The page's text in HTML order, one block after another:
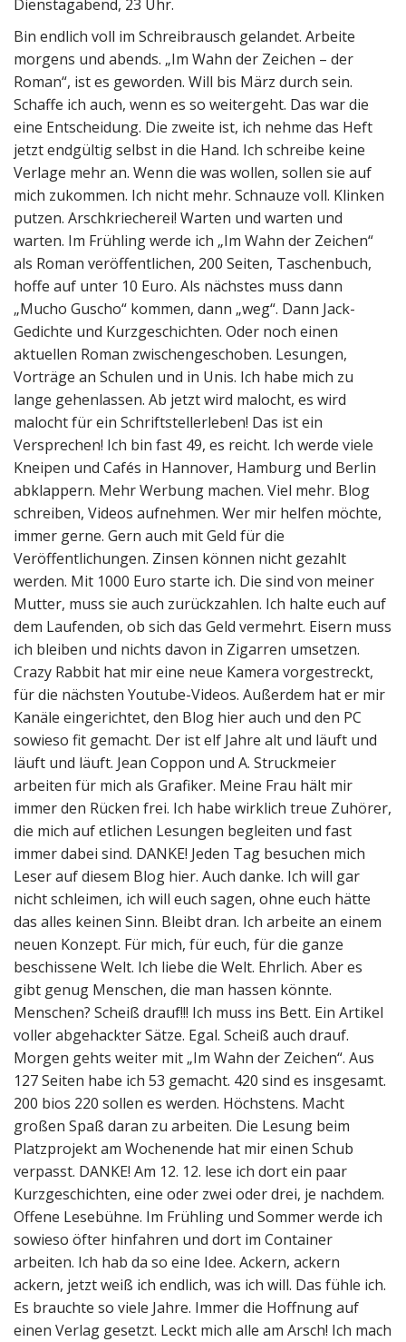
Dienstagabend, 23 Uhr.
Bin endlich voll im Schreibrausch gelandet. Arbeite
morgens und abends. „Im Wahn der Zeichen – der
Roman“, ist es geworden. Will bis März durch sein.
Schaffe ich auch, wenn es so weitergeht. Das war die
eine Entscheidung. Die zweite ist, ich nehme das Heft
jetzt endgültig selbst in die Hand. Ich schreibe keine
Verlage mehr an. Wenn die was wollen, sollen sie auf
mich zukommen. Ich nicht mehr. Schnauze voll. Klinken
putzen. Arschkriecherei! Warten und warten und
warten. Im Frühling werde ich „Im Wahn der Zeichen“
als Roman veröffentlichen, 200 Seiten, Taschenbuch,
hoffe auf unter 10 Euro. Als nächstes muss dann
„Mucho Guscho“ kommen, dann „weg“. Dann Jack-
Gedichte und Kurzgeschichten. Oder noch einen
aktuellen Roman zwischengeschoben. Lesungen,
Vorträge an Schulen und in Unis. Ich habe mich zu
lange gehenlassen. Ab jetzt wird malocht, es wird
malocht für ein Schriftstellerleben! Das ist ein
Versprechen! Ich bin fast 49, es reicht. Ich werde viele
Kneipen und Cafés in Hannover, Hamburg und Berlin
abklappern. Mehr Werbung machen. Viel mehr. Blog
schreiben, Videos aufnehmen. Wer mir helfen möchte,
immer gerne. Gern auch mit Geld für die
Veröffentlichungen. Zinsen können nicht gezahlt
werden. Mit 1000 Euro starte ich. Die sind von meiner
Mutter, muss sie auch zurückzahlen. Ich halte euch auf
dem Laufenden, ob sich das Geld vermehrt. Eisern muss
ich bleiben und nichts davon in Zigarren umsetzen.
Crazy Rabbit hat mir eine neue Kamera vorgestreckt,
für die nächsten Youtube-Videos. Außerdem hat er mir
Kanäle eingerichtet, den Blog hier auch und den PC
sowieso fit gemacht. Der ist elf Jahre alt und läuft und
läuft und läuft. Jean Coppon und A. Struckmeier
arbeiten für mich als Grafiker. Meine Frau hält mir
immer den Rücken frei. Ich habe wirklich treue Zuhörer,
die mich auf etlichen Lesungen begleiten und fast
immer dabei sind. DANKE! Jeden Tag besuchen mich
Leser auf diesem Blog hier. Auch danke. Ich will gar
nicht schleimen, ich will euch sagen, ohne euch hätte
das alles keinen Sinn. Bleibt dran. Ich arbeite an einem
neuen Konzept. Für mich, für euch, für die ganze
beschissene Welt. Ich liebe die Welt. Ehrlich. Aber es
gibt genug Menschen, die man hassen könnte.
Menschen? Scheiß drauf!!! Ich muss ins Bett. Ein Artikel
voller abgehackter Sätze. Egal. Scheiß auch drauf.
Morgen gehts weiter mit „Im Wahn der Zeichen“. Aus
127 Seiten habe ich 53 gemacht. 420 sind es insgesamt.
200 bios 220 sollen es werden. Höchstens. Macht
großen Spaß daran zu arbeiten. Die Lesung beim
Platzprojekt am Wochenende hat mir einen Schub
verpasst. DANKE! Am 12. 12. lese ich dort ein paar
Kurzgeschichten, eine oder zwei oder drei, je nachdem.
Offene Lesebühne. Im Frühling und Sommer werde ich
sowieso öfter hinfahren und dort im Container
arbeiten. Ich hab da so eine Idee. Ackern, ackern
ackern, jetzt weiß ich endlich, was ich will. Das fühle ich.
Es brauchte so viele Jahre. Immer die Hoffnung auf
einen Verlag gesetzt. Leckt mich alle am Arsch! Ich mach